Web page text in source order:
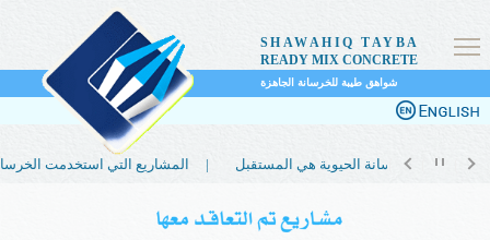
SHAWAHIQ TAYBA
READY MIX CONCRETE
شواهق طيبة للخرسانة الجاهزة
المشاريع التي استخدمت الخرسانة الحيوية |